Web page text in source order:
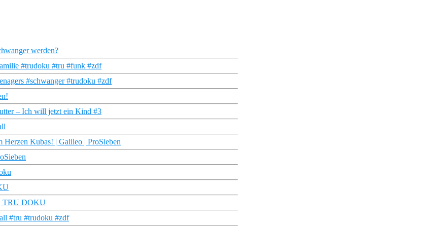
werden?
#trudoku #tru #funk #zdf
#schwanger #trudoku #zdf
– Ich will jetzt ein Kind #3
Kubas! | Galileo | ProSieben
| TRU DOKU
#tru #trudoku #zdf